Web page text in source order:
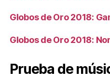
Globos de Oro 2018:
Globos de Oro 2018:
Prueba de